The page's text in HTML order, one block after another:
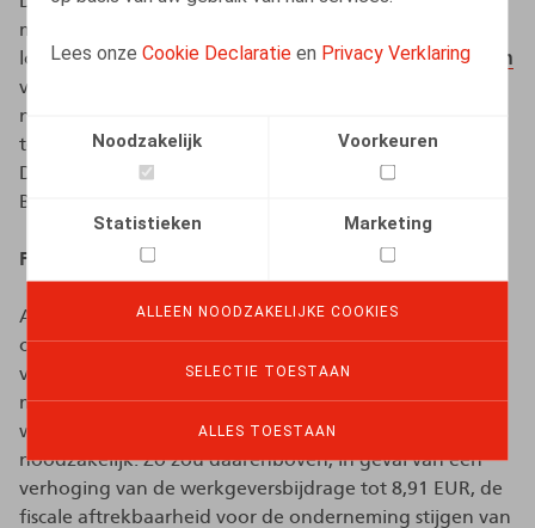
Lees onzeCookie Declaratie en Privacy Verklaring
Noodzakelijk Voorkeuren
Statistieken Marketing
ALLEEN NOODZAKELIJKE COOKIES
SELECTIE TOESTAAN
ALLES TOESTAAN
maaltijdcheques is overigens niet strijdig met de
loonnorm, die werd vastgelegd op 0% (cf.denewsflash
van 9 oktober omtrent de loonnorm). Recent werd
namelijk een wet aangenomen om deze verhoging uit
te sluiten van het toepassingsgebied van de loonnorm.
Deze wet zal binnenkort gepubliceerd worden in het
Belgisch Staatsblad.
Fiscale wijzigingen op komst
Andere wetswijzigingen worden verwacht, met name
op fiscaal vlak, om de fiscale vrijstelling van deze
verhoging van de werkgeversbijdrage in
maaltijdcheques te bevestigen. Een dergelijke
wetgevende tussenkomst op fiscaal vlak is bovendien
noodzakelijk. Zo zou daarenboven, in geval van een
verhoging van de werkgeversbijdrage tot 8,91 EUR, de
fiscale aftrekbaarheid voor de onderneming stijgen van